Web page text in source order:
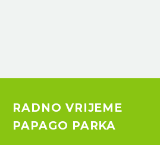
RADNO VRIJEME
PAPAGO PARKA